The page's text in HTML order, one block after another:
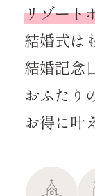
リゾート
結婚式は
結婚記念
おふたり
お得に叶